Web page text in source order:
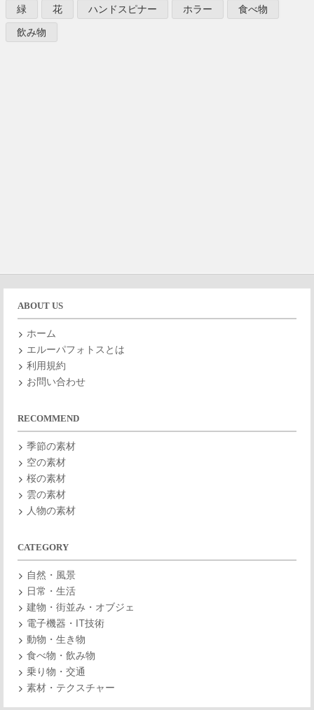
緑
花 ハンドスピナー ホラー
食べ物
飲み物
ABOUT US
ホーム
エルーパフォトスとは
利用規約
お問い合わせ
RECOMMEND
季節の素材
空の素材
桜の素材
雲の素材
人物の素材
CATEGORY
自然・風景
日常・生活
建物・街並み・オブジェ
電子機器・IT技術
動物・生き物
食べ物・飲み物
乗り物・交通
素材・テクスチャー